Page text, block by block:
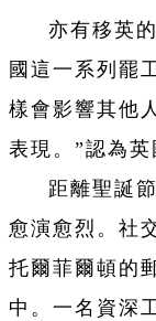
亦有移英
國這一系列罷
樣會影響其他
表現。”認為英
距離聖誕
愈演愈烈。社
托爾菲爾頓的
中。一名資深